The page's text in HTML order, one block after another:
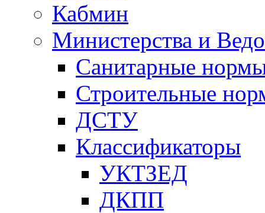
Кабмин
Министерства и
Санитарные
Строительные
ДСТУ
Классификаторы
УКТЗЕД
ДКПП